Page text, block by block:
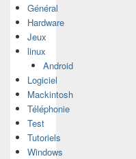
Général
Hardware
Jeux
linux
Android
Logiciel
Mackintosh
Téléphonie
Test
Tutoriels
Windows